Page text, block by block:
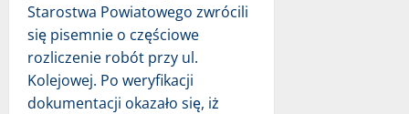
Starostwa Powiatowego zwrócili
się pisemnie o częściowe
rozliczenie robót przy ul.
Kolejowej. Po weryfikacji
dokumentacji okazało się, iż